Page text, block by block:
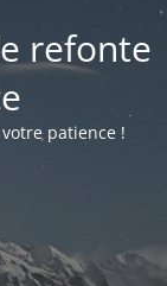
refonte
patience !